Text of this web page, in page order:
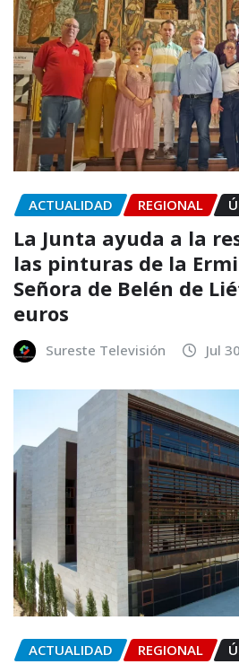
ACTUALIDAD REGIONAL
La Junta ayuda a la
las pinturas de la
Señora de Belén de
euros
Sureste Televisión Jul
ACTUALIDAD REGIONAL